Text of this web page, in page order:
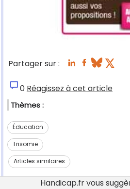
Partager sur :
0 Réagissez à cet article
Thèmes :
Éducation
Trisomie
Articles similaires
Handicap.fr vous